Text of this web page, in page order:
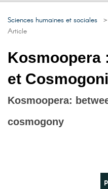
Sciences humaines et sociales
Article
Kosmoopera
et
Kosmoopera:
cosmogony